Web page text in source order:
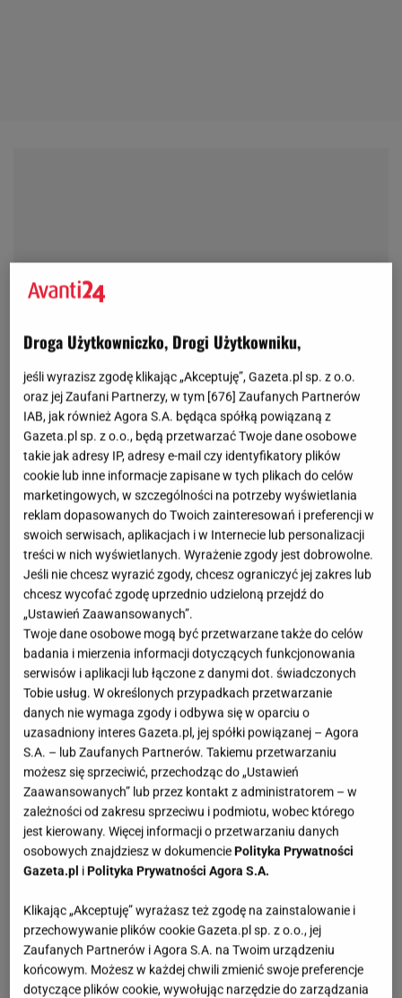
Droga Użytkowniczko, Drogi Użytkowniku,
jeśli wyrazisz zgodę klikając „Akceptuję”, Gazeta.pl sp. z o.o.
oraz jej Zaufani Partnerzy, w tym [676] Zaufanych Partnerów
IAB, jak również Agora S.A. będąca spółką powiązaną z
Gazeta.pl sp. z o.o., będą przetwarzać Twoje dane osobowe
takie jak adresy IP, adresy e-mail czy identyfikatory plików
cookie lub inne informacje zapisane w tych plikach do celów
marketingowych, w szczególności na potrzeby wyświetlania
reklam dopasowanych do Twoich zainteresowań i preferencji w
swoich serwisach, aplikacjach i w Internecie lub personalizacji
treści w nich wyświetlanych. Wyrażenie zgody jest dobrowolne.
Jeśli nie chcesz wyrazić zgody, chcesz ograniczyć jej zakres lub
chcesz wycofać zgodę uprzednio udzieloną przejdź do
„Ustawień Zaawansowanych”.
Twoje dane osobowe mogą być przetwarzane także do celów
badania i mierzenia informacji dotyczących funkcjonowania
serwisów i aplikacji lub łączone z danymi dot. świadczonych
Tobie usług. W określonych przypadkach przetwarzanie
danych nie wymaga zgody i odbywa się w oparciu o
uzasadniony interes Gazeta.pl, jej spółki powiązanej – Agora
S.A. – lub Zaufanych Partnerów. Takiemu przetwarzaniu
możesz się sprzeciwić, przechodząc do „Ustawień
Zaawansowanych” lub przez kontakt z administratorem – w
zależności od zakresu sprzeciwu i podmiotu, wobec którego
jest kierowany. Więcej informacji o przetwarzaniu danych
osobowych znajdziesz w dokumenciePolityka Prywatności
Gazeta.pl iPolityka Prywatności Agora S.A.
Klikając „Akceptuję” wyrażasz też zgodę na zainstalowanie i
przechowywanie plików cookie Gazeta.pl sp. z o.o., jej
Zaufanych Partnerów i Agora S.A. na Twoim urządzeniu
końcowym. Możesz w każdej chwili zmienić swoje preferencje
dotyczące plików cookie, wywołując narzędzie do zarządzania